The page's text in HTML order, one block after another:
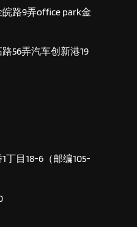
路9弄office park金
56弄汽车创新港19
丁目18-6（邮编105-